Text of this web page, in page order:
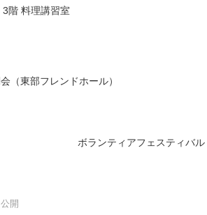
3階 料理講習室
（東部フレンドホール）
ボランティアフェスティバル
公開